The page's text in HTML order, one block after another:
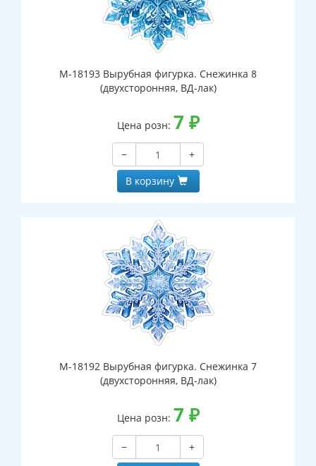
М-18193 Вырубная фигурка. Снежинка 8
(двухсторонняя, ВД-лак)
Цена розн: 7 ₽
−
+
В корзину
М-18192 Вырубная фигурка. Снежинка 7
(двухсторонняя, ВД-лак)
Цена розн: 7 ₽
−
+